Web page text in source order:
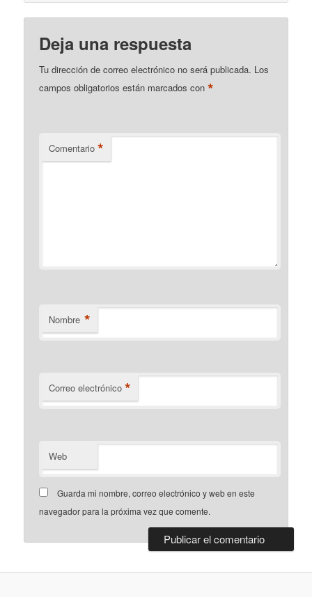
Deja una respuesta
Tu dirección de correo electrónico no será publicada. Los
campos obligatorios están marcados con*
Comentario *
Nombre *
Correo electrónico *
Web
Guarda mi nombre, correo electrónico y web en este
navegador para la próxima vez que comente.